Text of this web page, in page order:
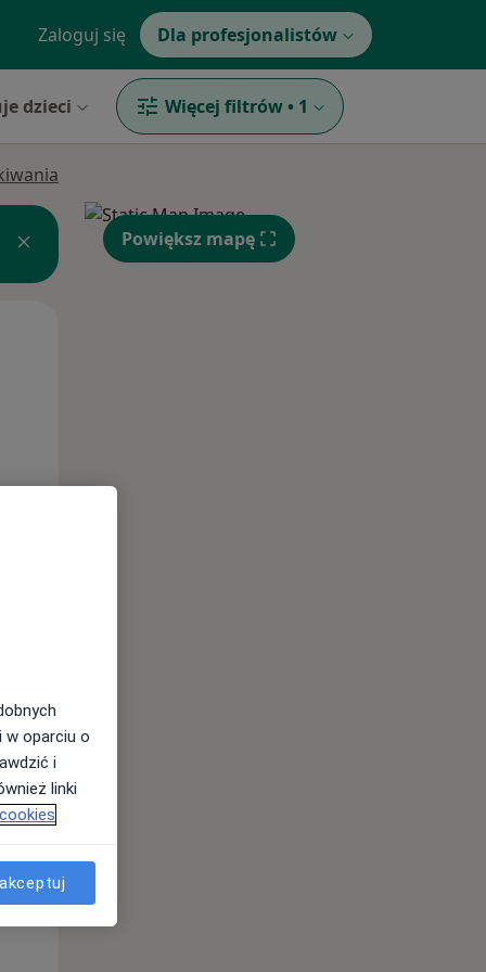
Zaloguj się Dla profesjonalistów
dzieci Więcej filtrów • 1
12 Sie
Powiększ mapę
w oparciu o
i
linki